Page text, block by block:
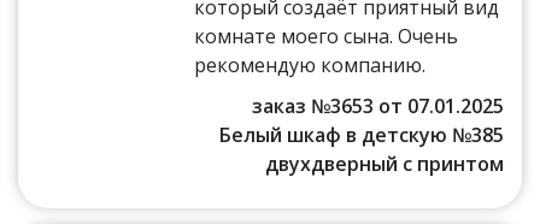
который создаёт приятный вид
комнате моего сына. Очень
рекомендую компанию.
заказ №3653 от 07.01.2025
Белый шкаф в детскую №385
двухдверный с принтом